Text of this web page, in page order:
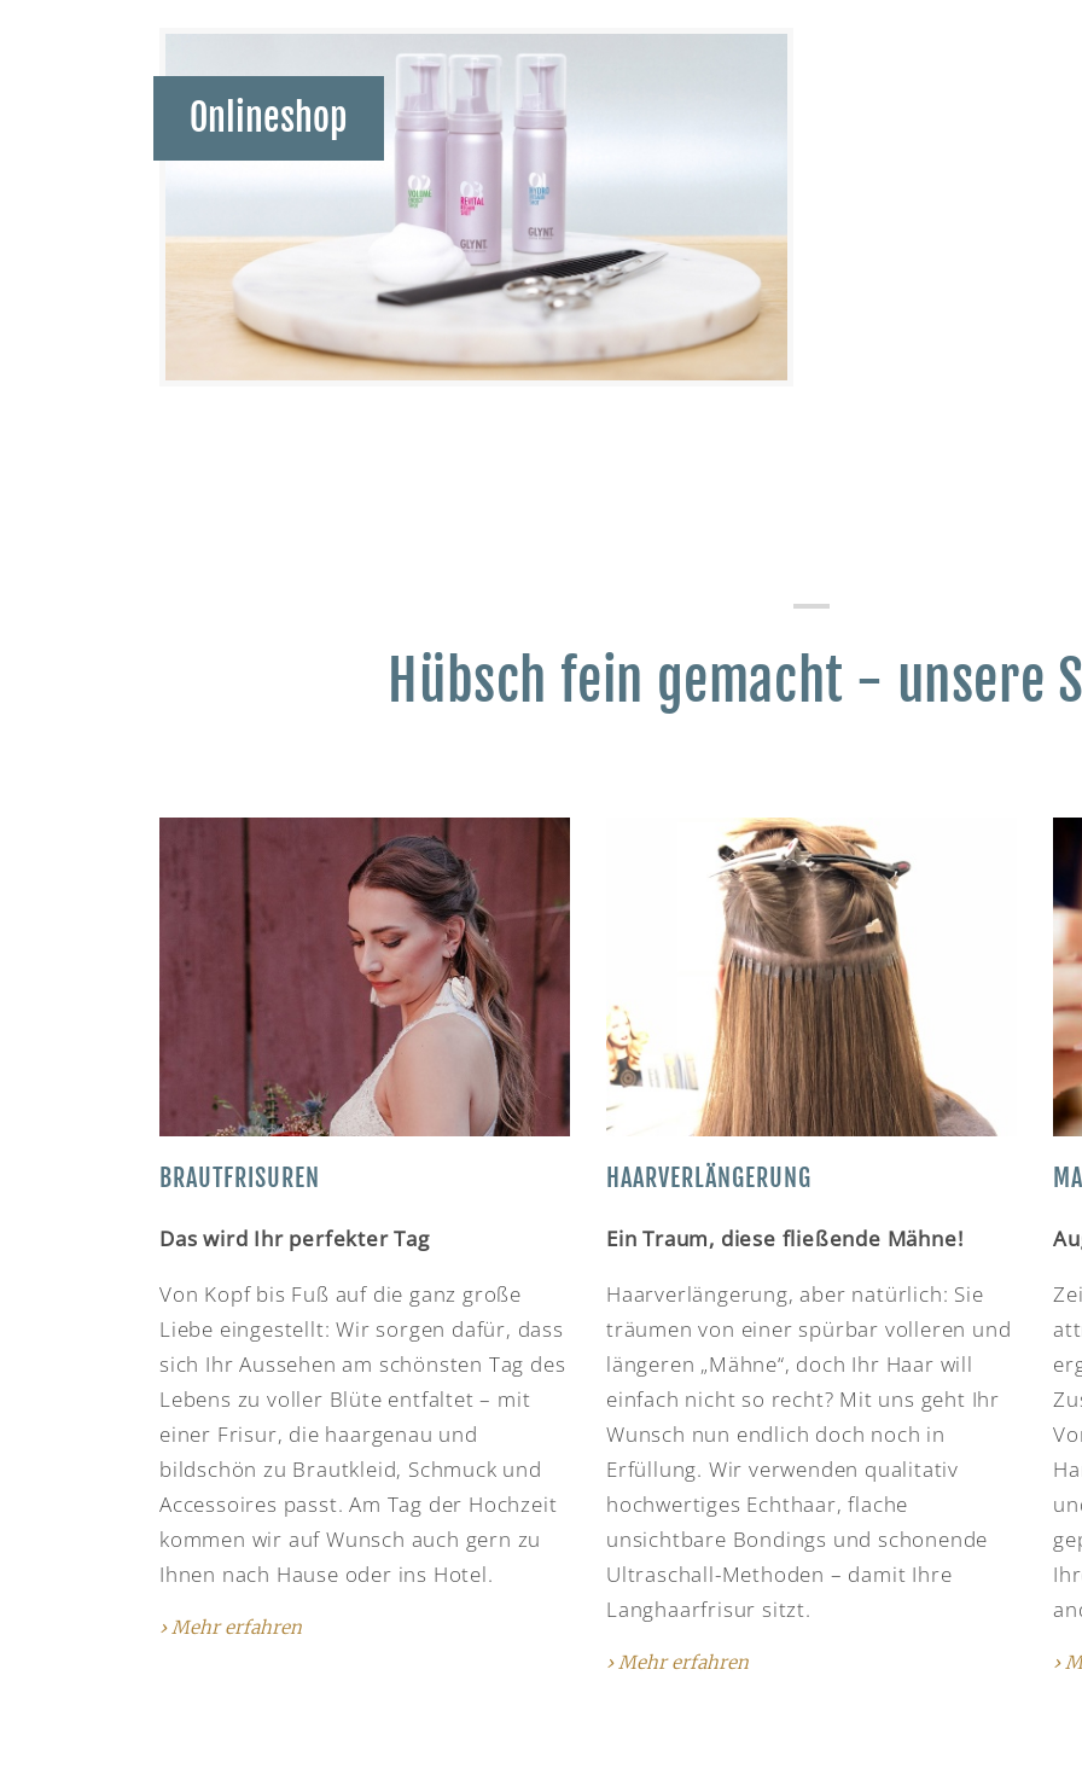
Onlineshop
Hübsch fein gemacht - unsere
BRAUTFRISUREN
Das wird Ihr perfekter Tag
Von Kopf bis Fuß auf die ganz große
Liebe eingestellt: Wir sorgen dafür, dass
sich Ihr Aussehen am schönsten Tag des
Lebens zu voller Blüte entfaltet – mit
einer Frisur, die haargenau und
bildschön zu Brautkleid, Schmuck und
Accessoires passt. Am Tag der Hochzeit
kommen wir auf Wunsch auch gern zu
Ihnen nach Hause oder ins Hotel.
› Mehr erfahren
HAARVERLÄNGERUNG
Ein Traum, diese fließende Mähne!
Haarverlängerung, aber natürlich: Sie
träumen von einer spürbar volleren und
längeren „Mähne“, doch Ihr Haar will
einfach nicht so recht? Mit uns geht Ihr
Wunsch nun endlich doch noch in
Erfüllung. Wir verwenden qualitativ
hochwertiges Echthaar, flache
unsichtbare Bondings und schonende
Ultraschall-Methoden – damit Ihre
Langhaarfrisur sitzt.
› Mehr erfahren ›